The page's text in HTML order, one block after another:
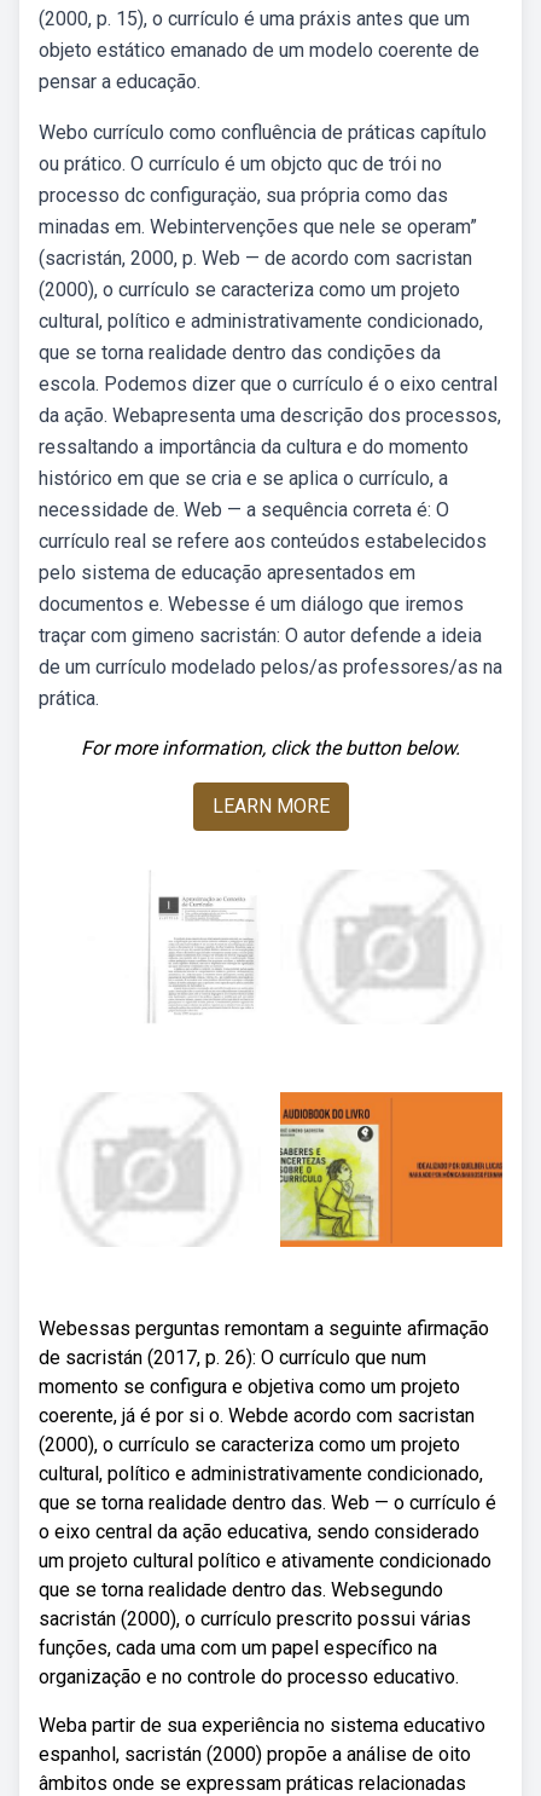
(2000, p. 15), o currículo é uma práxis antes que um
objeto estático emanado de um modelo coerente de
pensar a educação.
Webo currículo como confluência de práticas capítulo
ou prático. O currículo é um objcto quc de trói no
processo dc configuraçäo, sua própria como das
minadas em. Webintervenções que nele se operam”
(sacristán, 2000, p. Web — de acordo com sacristan
(2000), o currículo se caracteriza como um projeto
cultural, político e administrativamente condicionado,
que se torna realidade dentro das condições da
escola. Podemos dizer que o currículo é o eixo central
da ação. Webapresenta uma descrição dos processos,
ressaltando a importância da cultura e do momento
histórico em que se cria e se aplica o currículo, a
necessidade de. Web — a sequência correta é: O
currículo real se refere aos conteúdos estabelecidos
pelo sistema de educação apresentados em
documentos e. Webesse é um diálogo que iremos
traçar com gimeno sacristán: O autor defende a ideia
de um currículo modelado pelos/as professores/as na
prática.
For more information, click the button below.
LEARN MORE
Webessas perguntas remontam a seguinte afirmação
de sacristán (2017, p. 26): O currículo que num
momento se configura e objetiva como um projeto
coerente, já é por si o. Webde acordo com sacristan
(2000), o currículo se caracteriza como um projeto
cultural, político e administrativamente condicionado,
que se torna realidade dentro das. Web — o currículo é
o eixo central da ação educativa, sendo considerado
um projeto cultural político e ativamente condicionado
que se torna realidade dentro das. Websegundo
sacristán (2000), o currículo prescrito possui várias
funções, cada uma com um papel específico na
organização e no controle do processo educativo.
Weba partir de sua experiência no sistema educativo
espanhol, sacristán (2000) propõe a análise de oito
âmbitos onde se expressam práticas relacionadas